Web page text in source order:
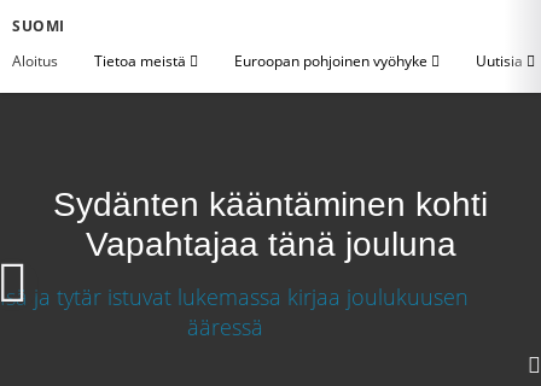
SUOMI
Aloitus
Tietoa meistä Euroopan pohjoinen vyöhyke Uutisia
Sydänten kääntäminen kohti
Vapahtajaa tänä jouluna